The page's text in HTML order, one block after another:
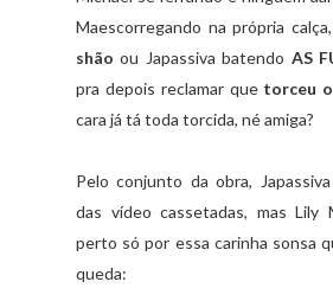
Maescorregando na própria
shãoou Japassiva batendo AS
pra depois reclamar que torceu
cara já tá toda torcida, né amiga?
Pelo conjunto da obra,
das vídeo cassetadas, mas Lily
perto só por essa carinha sonsa
queda: